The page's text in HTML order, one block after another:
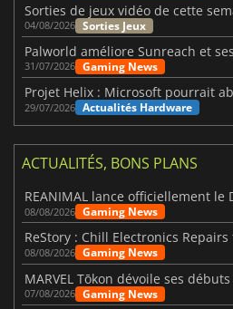
04/08/2026 Sorties Jeux
Palworld améliore Sunreach et
31/07/2026 Gaming News
Projet Helix : Microsoft pourrait
29/07/2026 Actualités Hardware
ACTUALITÉS, BONS PLANS
REANIMAL lance officiellement le
08/08/2026 Gaming News
08/08/2026 Gaming News
07/08/2026 Gaming News